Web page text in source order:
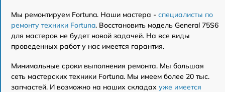
Мы ремонтируем Fortuna. Наши мастера - специалисты по
ремонту техники Fortuna. Восстановить модель General 75S6
для мастеров не будет новой задачей. На все виды
проведенных работ у нас имеется гарантия.
Минимальные сроки выполнения ремонта. Мы большая
сеть мастерских техники Fortuna. Мы имеем более 20 тыс.
запчастей. И возможно на наших складах уже имеется